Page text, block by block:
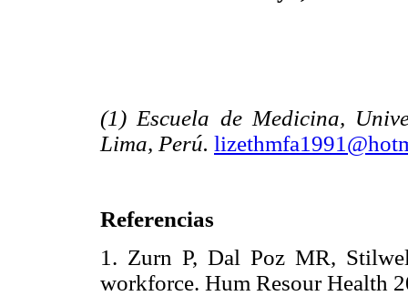
(1) Escuela de Medicina,
Lima, Perú.
Referencias
1. Zurn P, Dal Poz MR,
workforce. Hum Resour